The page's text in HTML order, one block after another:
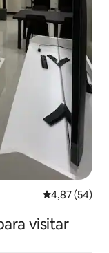
4,87 de uma
4,87 (54)
visitar